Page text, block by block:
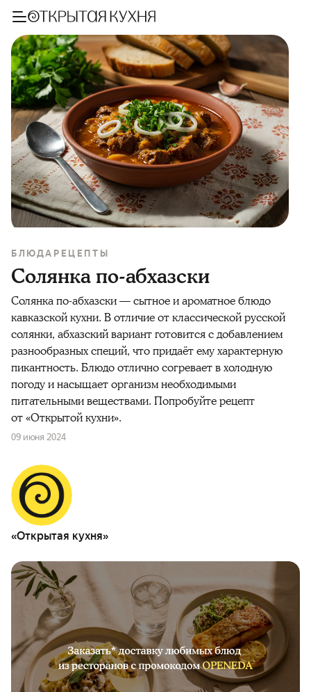
БЛЮДА РЕЦЕПТЫ
Солянка по-абхазски
Солянка по-абхазски — сытное и ароматное блюдо
кавказской кухни. В отличие от классической русской
солянки, абхазский вариант готовится с добавлением
разнообразных специй, что придаёт ему характерную
пикантность. Блюдо отлично согревает в холодную
погоду и насыщает организм необходимыми
питательными веществами. Попробуйте рецепт
от «Открытой кухни».
09 июня 2024
«Открытая кухня»